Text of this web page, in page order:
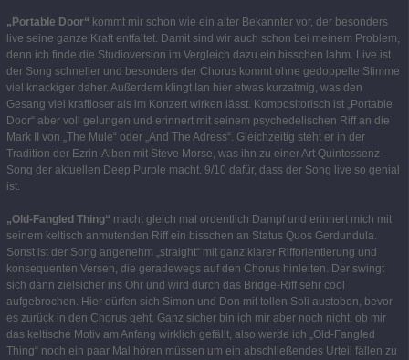
„Portable Door“ kommt mir schon wie ein alter Bekannter vor, der besonders
live seine ganze Kraft entfaltet. Damit sind wir auch schon bei meinem Problem,
denn ich finde die Studioversion im Vergleich dazu ein bisschen lahm. Live ist
der Song schneller und besonders der Chorus kommt ohne gedoppelte Stimme
viel knackiger daher. Außerdem klingt Ian hier etwas kurzatmig, was den
Gesang viel kraftloser als im Konzert wirken lässt. Kompositorisch ist „Portable
Door“ aber voll gelungen und erinnert mit seinem psychedelischen Riff an die
Mark II von „The Mule“ oder „And The Adress“. Gleichzeitig steht er in der
Tradition der Ezrin-Alben mit Steve Morse, was ihn zu einer Art Quintessenz-
Song der aktuellen Deep Purple macht. 9/10 dafür, dass der Song live so genial
ist.
„Old-Fangled Thing“ macht gleich mal ordentlich Dampf und erinnert mich mit
seinem keltisch anmutenden Riff ein bisschen an Status Quos Gerdundula.
Sonst ist der Song angenehm „straight“ mit ganz klarer Rifforientierung und
konsequenten Versen, die geradewegs auf den Chorus hinleiten. Der swingt
sich dann zielsicher ins Ohr und wird durch das Bridge-Riff sehr cool
aufgebrochen. Hier dürfen sich Simon und Don mit tollen Soli austoben, bevor
es zurück in den Chorus geht. Ganz sicher bin ich mir aber noch nicht, ob mir
das keltische Motiv am Anfang wirklich gefällt, also werde ich „Old-Fangled
Thing“ noch ein paar Mal hören müssen um ein abschließendes Urteil fällen zu